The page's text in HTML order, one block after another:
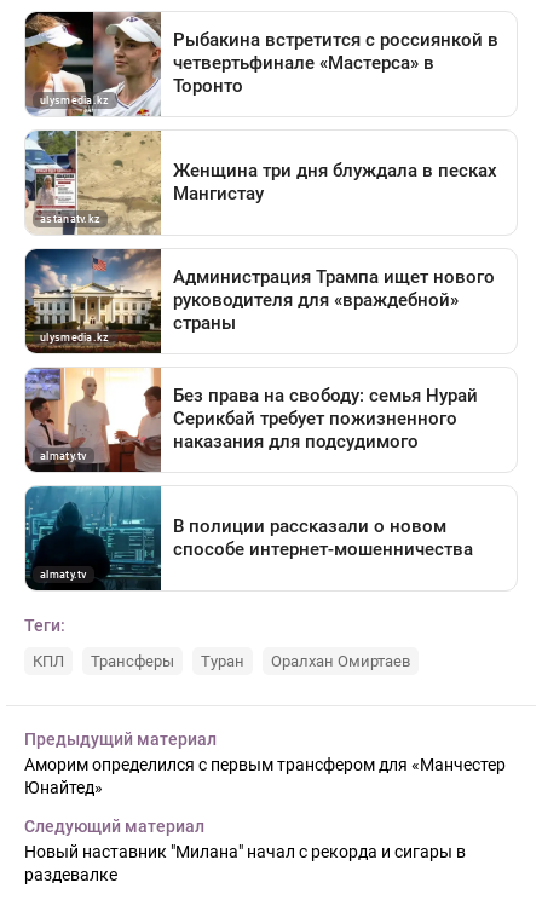
Теги:
КПЛ Трансферы Туран Оралхан Омиртаев
Предыдущий материал
Аморим определился с первым трансфером для «Манчестер
Юнайтед»
Следующий материал
Новый наставник "Милана" начал с рекорда и сигары в
раздевалке